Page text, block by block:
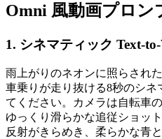
Omni 風動画プロン
1. シネマティック Text-
雨上がりのネオンに照らされ
車乗りが走り抜ける8秒のシネ
てください。カメラは自転車
ゆっくり滑らかな追従ショッ
反射がきらめき、柔らかな青